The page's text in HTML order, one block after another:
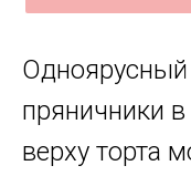
Одноярусный
пряничники
верху торта